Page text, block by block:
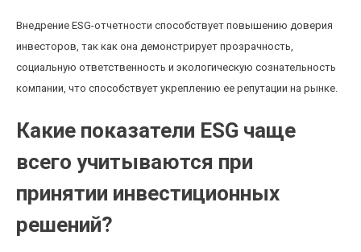
Внедрение ESG-отчетности способствует повышению доверия
инвесторов, так как она демонстрирует прозрачность,
социальную ответственность и экологическую сознательность
компании, что способствует укреплению ее репутации на рынке.
Какие показатели ESG чаще
всего учитываются при
принятии инвестиционных
решений?